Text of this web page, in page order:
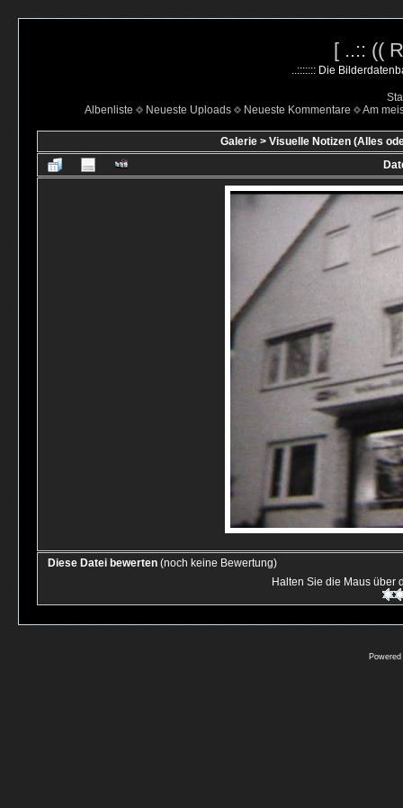
[ ..:: ((
..::::::: Die
Albenliste
Neueste Uploads Neueste Kommentare Am
Galerie> Visuelle Notizen (Alles
Diese Datei bewerten (noch keine Bewertung)
Halten Sie die Maus über